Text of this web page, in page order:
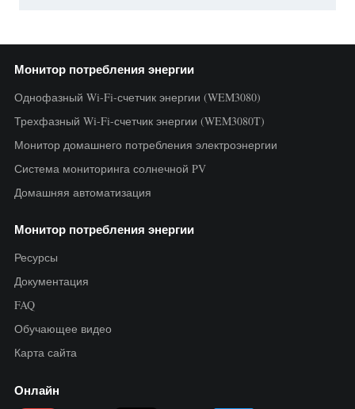
Монитор потребления энергии
Однофазный Wi-Fi-счетчик энергии (WEM3080)
Трехфазный Wi-Fi-счетчик энергии (WEM3080T)
Монитор домашнего потребления электроэнергии
Система мониторинга солнечной PV
Домашняя автоматизация
Монитор потребления энергии
Ресурсы
Документация
FAQ
Обучающее видео
Карта сайта
Онлайн